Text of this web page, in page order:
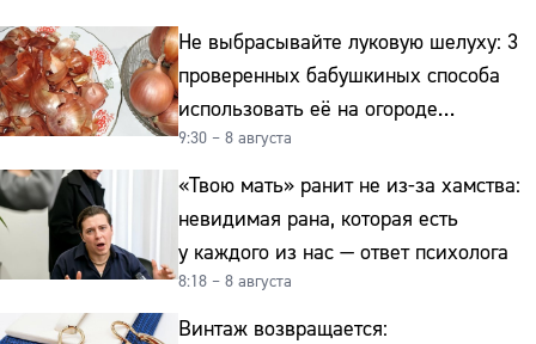
Не выбрасывайте луковую шелуху: 3
проверенных бабушкиных способа
использовать её на огороде
и для здоровья этой зимой
9:30 – 8 августа
«Твою мать» ранит не из-за хамства:
невидимая рана, которая есть
у каждого из нас — ответ психолога
8:18 – 8 августа
Винтаж возвращается: